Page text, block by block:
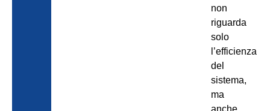
non
riguarda
solo
l’efficienza
del
sistema,
ma
anche